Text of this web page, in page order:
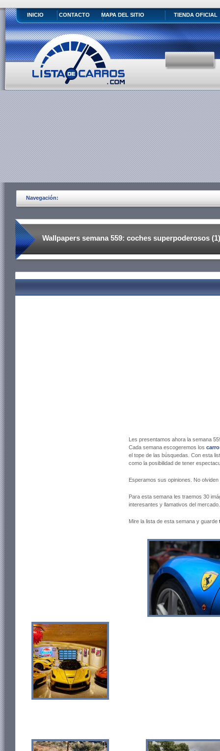
INICIO CONTACTO MAPA DEL SITIO TIENDA OFICIAL
Navegación:
Wallpapers semana 559: coches superpoderosos (1)
Les presentamos ahora la semana
Cada semana escogeremos los
el tope de las búsquedas. Con esta
como la posibilidad de tener
Esperamos sus opiniones. No
Para esta semana les traemos 30
interesantes y llamativos del mercado.
Mire la lista de esta semana y guarde